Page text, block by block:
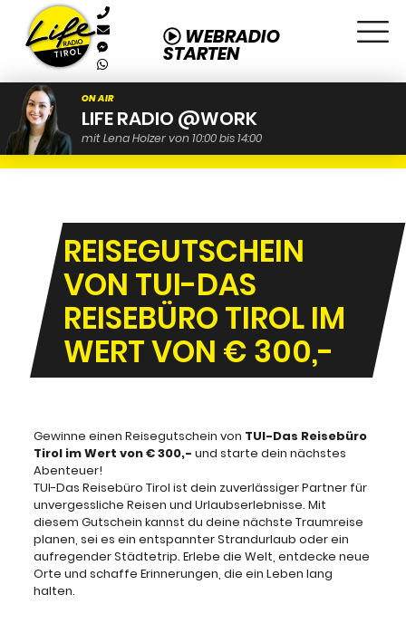
WEBRADIO
STARTEN
ON AIR
LIFE RADIO @WORK
mit Lena Holzer von 10:00 bis 14:00
REISEGUTSCHEIN
VON TUI-DAS
REISEBÜRO TIROL IM
WERT VON € 300,-
Gewinne einen Reisegutschein von TUI-Das Reisebüro
Tirol im Wert von € 300,- und starte dein nächstes
Abenteuer!
TUI-Das Reisebüro Tirol ist dein zuverlässiger Partner für
unvergessliche Reisen und Urlaubserlebnisse. Mit
diesem Gutschein kannst du deine nächste Traumreise
planen, sei es ein entspannter Strandurlaub oder ein
aufregender Städtetrip. Erlebe die Welt, entdecke neue
Orte und schaffe Erinnerungen, die ein Leben lang
halten.